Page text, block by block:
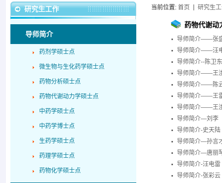
研究生工作
导师简介
药剂学硕士点
微生物与生化药学硕士点
药物分析硕士点
药物代谢动力学硕士点
中药学硕士点
中药学博士点
生药学硕士点
药理学硕士点
药物化学硕士点
当前位置: 首页 研究生
药物代谢动
导师简介——张
导师简介——汪
导师简介--陈卫东
导师简介——王
导师简介——陈
导师简介——王
导师简介——王
导师简介―刘李
导师简介-史天陆
导师简介―孙言
导师简介―唐丽
导师简介-汪电雷
导师简介-张彩云